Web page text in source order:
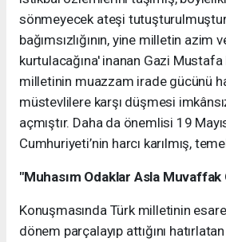
sönmeyecek ateşi
bağımsızlığının, yine milletin azim
kurtulacağına' inanan Gazi
milletinin muazzam irade gücünü
müstevlilere karşı düşmesi
açmıştır. Daha da önemlisi 19
Cumhuriyeti’nin harcı karılmış,
"Muhasım Odaklar Asla Muvaffak
Konuşmasında Türk milletinin
dönem parçalayıp attığını